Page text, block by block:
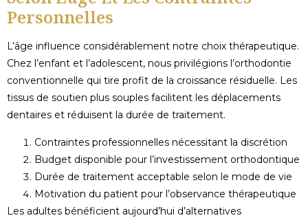
Personnelles
L’âge influence considérablement notre choix thérapeutique.
Chez l’enfant et l’adolescent, nous privilégions l’orthodontie
conventionnelle qui tire profit de la croissance résiduelle. Les
tissus de soutien plus souples facilitent les déplacements
dentaires et réduisent la durée de traitement.
Contraintes professionnelles nécessitant la discrétion
Budget disponible pour l’investissement orthodontique
Durée de traitement acceptable selon le mode de vie
Motivation du patient pour l’observance thérapeutique
Les adultes bénéficient aujourd’hui d’alternatives